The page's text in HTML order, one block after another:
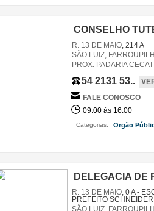
CONSELHO
R. 13 DE MAIO, 214 A
SÃO LUIZ,
PROX. PADARIA
54 2131 53..
FALE CONOSCO
09:00 às 16:00
Categorias: Orgão
DELEGACIA DE
R. 13 DE MAIO, 0 A -
PREFEITO SCHNEIDER
SÃO LUIZ,